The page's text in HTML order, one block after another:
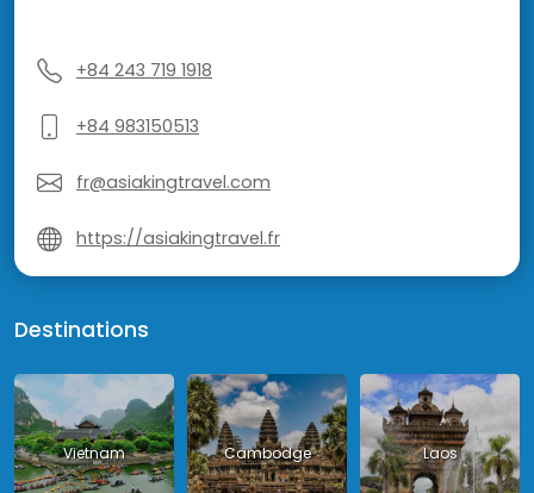
+84 243 719 1918
+84 983150513
fr@asiakingtravel.com
https://asiakingtravel.fr
Destinations
Vietnam Cambodge Laos